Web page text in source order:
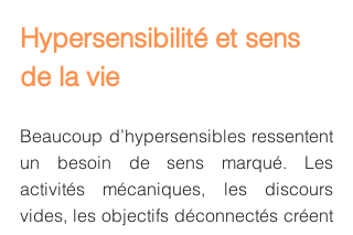
Hypersensibilité et sens
de la vie
Beaucoup d’hypersensibles ressentent
un besoin de sens marqué. Les
activités mécaniques, les discours
vides, les objectifs déconnectés créent